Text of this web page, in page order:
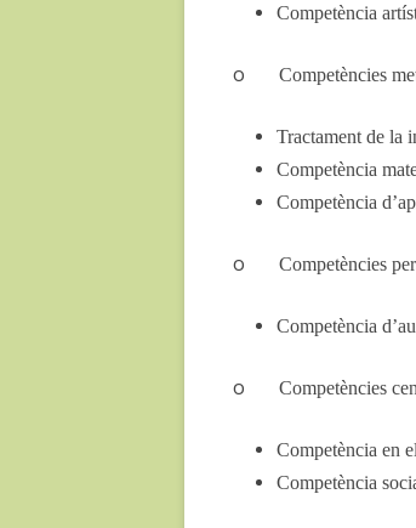
Competència
o Competències
Tractament de la
Competència
Competència
o Competències
Competència
o Competències
Competència en
Competència